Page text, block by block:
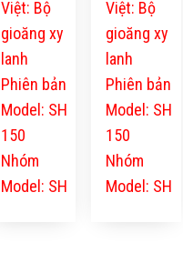
Việt: Bộ
gioăng xy
lanh
Phiên bản
Model: SH
150
Nhóm
Model: SH
Việt: Bộ
gioăng xy
lanh
Phiên bản
Model: SH
150
Nhóm
Model: SH